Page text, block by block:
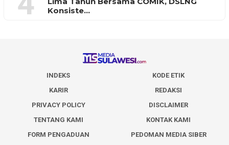
Konsiste…
INDEKS
KODE ETIK
KARIR
REDAKSI
PRIVACY POLICY
DISCLAIMER
TENTANG KAMI
KONTAK KAMI
FORM PENGADUAN
PEDOMAN MEDIA SIBER